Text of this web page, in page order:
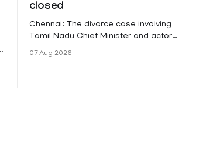
closed
Chennai: The divorce case involving
Tamil Nadu Chief Minister and actor
Sowrnalingam has taken a new turn
07 Aug 2026